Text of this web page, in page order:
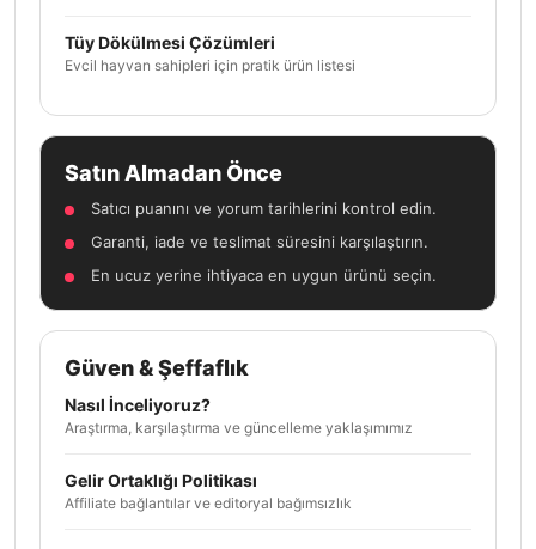
Tüy Dökülmesi Çözümleri
Evcil hayvan sahipleri için pratik ürün listesi
Satın Almadan Önce
Satıcı puanını ve yorum tarihlerini kontrol edin.
Garanti, iade ve teslimat süresini karşılaştırın.
En ucuz yerine ihtiyaca en uygun ürünü seçin.
Güven & Şeffaflık
Nasıl İnceliyoruz?
Araştırma, karşılaştırma ve güncelleme yaklaşımımız
Gelir Ortaklığı Politikası
Affiliate bağlantılar ve editoryal bağımsızlık